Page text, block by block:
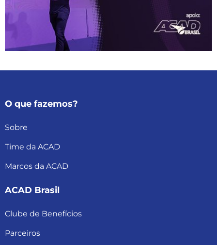
O que fazemos?
Sobre
Time da ACAD
Marcos da ACAD
ACAD Brasil
Clube de Benefícios
Parceiros